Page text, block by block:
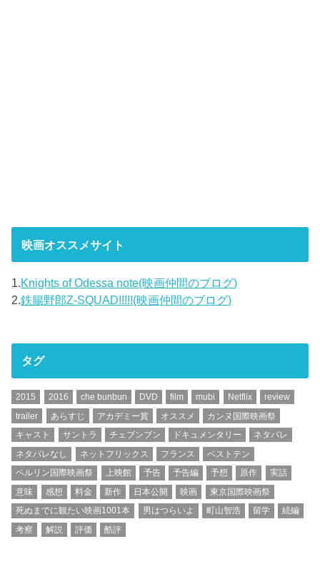
映画オススメサイト
1. Knights of Odessa note(映画仲間のブログ)
2.鉄腸野郎Z-SQUAD!!!!!(映画仲間のブログ)
タグ
2015 2016 che bunbun DVD film mubi Netflix
review
trailer
あらすじ アカデミー賞 オススメ
カンヌ国際映画祭
キャスト
サントラ チェブンブン ドキュメンタリー
ネタバレ
ネタバレなし
ネットフリックス フランス
ベストテン
ベルリン国際映画祭
上映館 予告 予告編 予想 原作
実話
意味
感想 料金 新作 日本公開 映画
東京国際映画祭
死ぬまでに観たい映画1001本
男はつらいよ 町山智浩 留学
続編
考察
解説 評価 酷評